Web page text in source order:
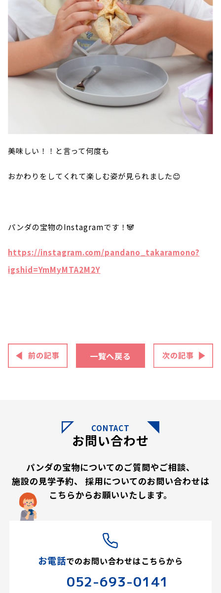
美味しい！！と言って何度も
おかわりをしてくれて楽しむ姿が見られました😊
パンダの宝物のInstagramです！🐼
https://instagram.com/pandano_takaramono?
igshid=YmMyMTA2M2Y
一覧へ戻る
CONTACT
お問い合わせ
パンダの宝物についてのご質問やご相談、
施設の見学予約、
採用についてのお問い合わせは
こちらからお願いいたします。
お電話でのお問い合わせはこちらから
052-693-0141